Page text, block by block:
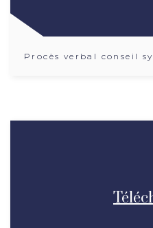
Procès verbal conseil